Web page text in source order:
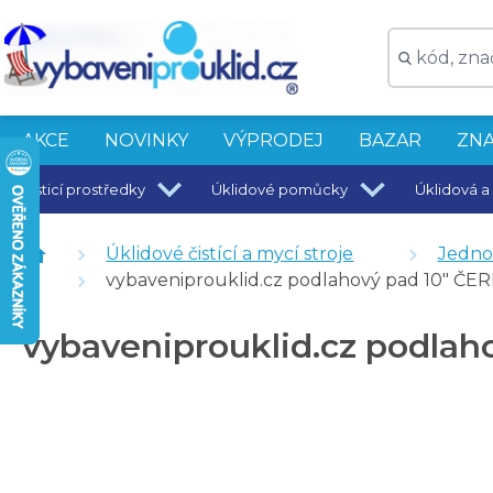
AKCE NOVINKY VÝPRODEJ BAZAR
Čisticí prostředky Úklidové pomůcky Úklidová
vybaveniprouklid.cz podlahový pad 10" BÍLÝ 254 mm
vybaveniprouklid.cz podlahový pad 10" ČERVENÝ
vybaveniprouklid.cz podlahový pad 10" HNĚDÝ 254
vybaveniprouklid.cz podlahový pad 10" ZELENÝ 254
Úklidové čistící a mycí stroje
vybaveniprouklid.cz podlahový pad 10"
vybaveniprouklid.cz